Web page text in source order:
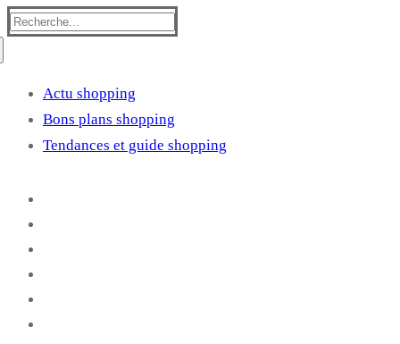
Rechercher
Actu shopping
Bons plans shopping
Tendances et guide shopping